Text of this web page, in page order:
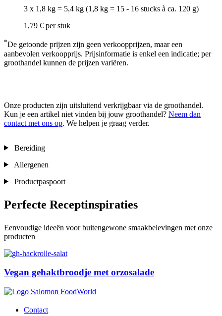
3 x 1,8 kg = 5,4 kg (1,8 kg = 15 - 16 stucks à ca. 120 g)
1,79 € per stuk
*De getoonde prijzen zijn geen verkoopprijzen, maar een
aanbevolen verkoopprijs. Prijsinformatie is enkel een indicatie; per
groothandel kunnen de prijzen variëren.
Onze producten zijn uitsluitend verkrijgbaar via de groothandel.
Kun je een artikel niet vinden bij jouw groothandel? Neem dan
contact met ons op. We helpen je graag verder.
Bereiding
Allergenen
Productpaspoort
Perfecte Receptinspiraties
Eenvoudige ideeën voor buitengewone smaakbelevingen met onze
producten
Vegan gehaktbroodje met orzosalade
Contact